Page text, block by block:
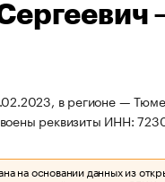
в регионе —
реквизиты ИНН:
на основании данных из